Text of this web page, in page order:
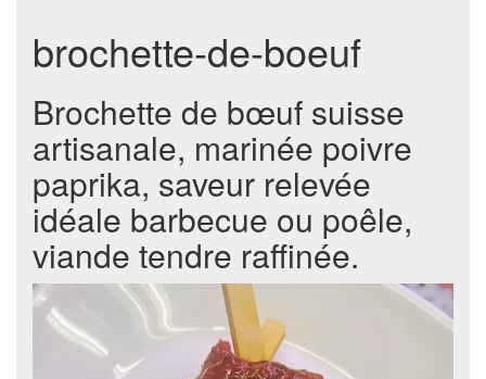
brochette-de-boeuf
Brochette de bœuf suisse
artisanale, marinée poivre
paprika, saveur relevée
idéale barbecue ou poêle,
viande tendre raffinée.